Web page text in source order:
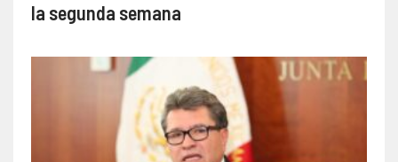
la segunda semana